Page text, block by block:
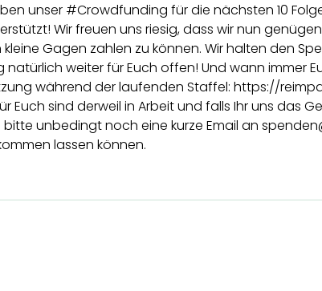
unser #Crowdfunding für die nächsten 10
Wir freuen uns riesig, dass wir nun
Gagen zahlen zu können. Wir halten den
weiter für Euch offen! Und wann immer
während der laufenden Staffel: https://
Euch sind derweil in Arbeit und falls Ihr uns das
unbedingt noch eine kurze Email an
lassen können.